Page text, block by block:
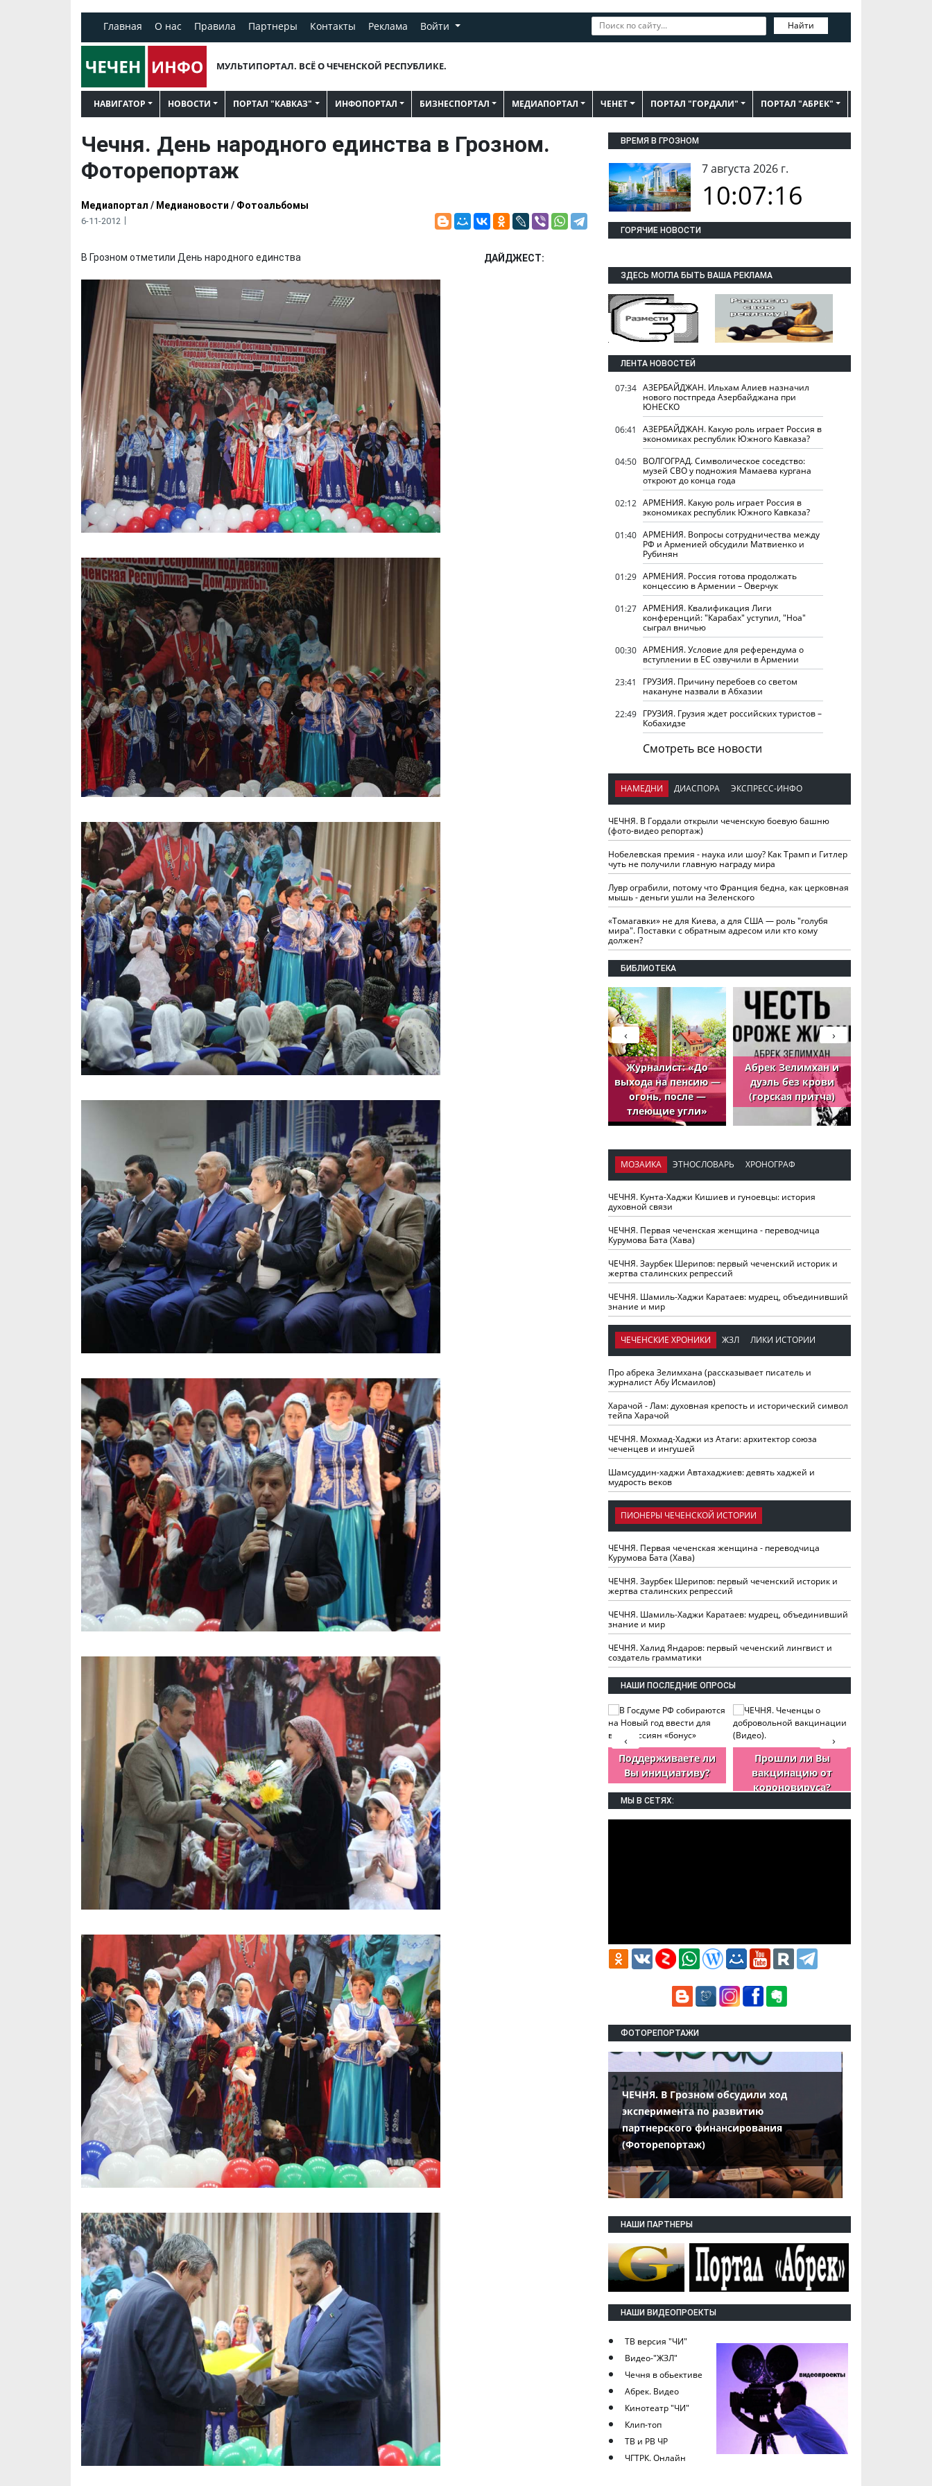
Главная О нас Правила Партнеры Контакты Реклама Войти Найти
МУЛЬТИПОРТАЛ. ВСЁ О ЧЕЧЕНСКОЙ РЕСПУБЛИКЕ.
НАВИГАТОР НОВОСТИ ПОРТАЛ "КАВКАЗ" ИНФОПОРТАЛ БИЗНЕСПОРТАЛ МЕДИАПОРТАЛ ЧЕНЕТ ПОРТАЛ "ГОРДАЛИ" ПОРТАЛ "АБРЕК"
Чечня. День народного единства в Грозном.
Фоторепортаж
Медиапортал / Медиановости / Фотоальбомы
6-11-2012
ДАЙДЖЕСТ:
В Грозном отметили День народного единства
ВРЕМЯ В ГРОЗНОМ
7 августа 2026 г.
10:07:18
ГОРЯЧИЕ НОВОСТИ
ЗДЕСЬ МОГЛА БЫТЬ ВАША РЕКЛАМА
ЛЕНТА НОВОСТЕЙ
07:34 АЗЕРБАЙДЖАН. Ильхам Алиев назначил
нового постпреда Азербайджана при
ЮНЕСКО
06:41
АЗЕРБАЙДЖАН. Какую роль играет Россия в
экономиках республик Южного Кавказа?
04:50 ВОЛГОГРАД. Символическое соседство:
музей СВО у подножия Мамаева кургана
откроют до конца года
02:12 АРМЕНИЯ. Какую роль играет Россия в
экономиках республик Южного Кавказа?
01:40 АРМЕНИЯ. Вопросы сотрудничества между
РФ и Арменией обсудили Матвиенко и
Рубинян
01:29 АРМЕНИЯ. Россия готова продолжать
концессию в Армении – Оверчук
01:27 АРМЕНИЯ. Квалификация Лиги
конференций: "Карабах" уступил, "Ноа"
сыграл вничью
00:30 АРМЕНИЯ. Условие для референдума о
вступлении в ЕС озвучили в Армении
23:41
ГРУЗИЯ. Причину перебоев со светом
накануне назвали в Абхазии
22:49 ГРУЗИЯ. Грузия ждет российских туристов –
Кобахидзе
Смотреть все новости
НАМЕДНИ ДИАСПОРА ЭКСПРЕСС-ИНФО
ЧЕЧНЯ. В Гордали открыли чеченскую боевую башню
(фото-видео репортаж)
Нобелевская премия - наука или шоу? Как Трамп и Гитлер
чуть не получили главную награду мира
Лувр ограбили, потому что Франция бедна, как церковная
мышь - деньги ушли на Зеленского
«Томагавки» не для Киева, а для США — роль "голубя
мира". Поставки с обратным адресом или кто кому
должен?
БИБЛИОТЕКА
Х. Гапураев. Капкан
ЧЕЧНЯ. А. Тугузов.
ЧЕЧНЯ. Обарг Варин
Журналист: «До
выхода на пенсию —
огонь, после —
тлеющие угли»
Абрек Зелимхан и
дуэль без крови
(горская притча)
›
‹
МОЗАИКА ЭТНОСЛОВАРЬ ХРОНОГРАФ
ЧЕЧНЯ. Кунта-Хаджи Кишиев и гуноевцы: история
духовной связи
ЧЕЧНЯ. Первая чеченская женщина - переводчица
Курумова Бата (Хава)
ЧЕЧНЯ. Заурбек Шерипов: первый чеченский историк и
жертва сталинских репрессий
ЧЕЧНЯ. Шамиль-Хаджи Каратаев: мудрец, объединивший
знание и мир
ЧЕЧЕНСКИЕ ХРОНИКИ ЖЗЛ ЛИКИ ИСТОРИИ
Про абрека Зелимхана (рассказывает писатель и
журналист Абу Исмаилов)
Харачой - Лам: духовная крепость и исторический символ
тейпа Харачой
ЧЕЧНЯ. Мохмад-Хаджи из Атаги: архитектор союза
чеченцев и ингушей
Шамсуддин-хаджи Автахаджиев: девять хаджей и
мудрость веков
ПИОНЕРЫ ЧЕЧЕНСКОЙ ИСТОРИИ
ЧЕЧНЯ. Первая чеченская женщина - переводчица
Курумова Бата (Хава)
ЧЕЧНЯ. Заурбек Шерипов: первый чеченский историк и
жертва сталинских репрессий
ЧЕЧНЯ. Шамиль-Хаджи Каратаев: мудрец, объединивший
знание и мир
ЧЕЧНЯ. Халид Яндаров: первый чеченский лингвист и
создатель грамматики
НАШИ ПОСЛЕДНИЕ ОПРОСЫ
Хотели бы Вы
переехать в другой
регион РФ?
Выбираем дизайн
формы ФК "Ахмат"
Одобряете ли вы
антитабачный
законопроект?
Поддерживаете ли
Вы инициативу?
Прошли ли Вы
вакцинацию от
короновируса?
›
‹
МЫ В СЕТЯХ:
ФОТОРЕПОРТАЖИ
ЧЕЧНЯ. В Грозном обсудили ход
эксперимента по развитию
партнерского финансирования
(Фоторепортаж)
НАШИ ПАРТНЕРЫ
НАШИ ВИДЕОПРОЕКТЫ
ТВ версия "ЧИ"
Видео-"ЖЗЛ"
Чечня в обьективе
Абрек. Видео
Кинотеатр "ЧИ"
Клип-топ
ТВ и РВ ЧР
ЧГТРК. Онлайн